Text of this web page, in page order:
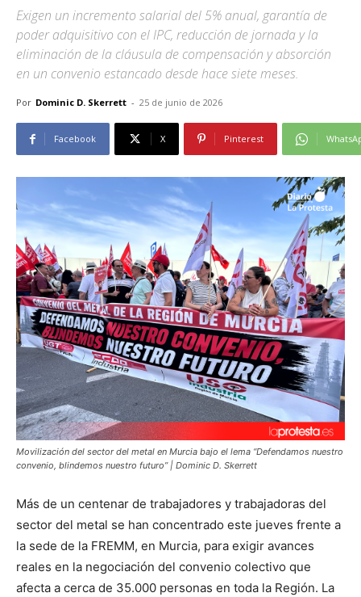
Exigen un incremento salarial del 5% anual, garantía de
poder adquisitivo con el IPC, reducción de jornada y la
eliminación de la cláusula de compensación y absorción
en un convenio estancado desde hace siete meses.
Por Dominic D. Skerrett - 25 de junio de 2026
Facebook X Pinterest
Movilización del sector del metal en Murcia bajo el lema “Defendamos nuestro
convenio, blindemos nuestro futuro” | Dominic D. Skerrett
Más de un centenar de trabajadores y trabajadoras del
sector del metal se han concentrado este jueves frente a
la sede de la FREMM, en Murcia, para exigir avances
reales en la negociación del convenio colectivo que
afecta a cerca de 35.000 personas en toda la Región. La